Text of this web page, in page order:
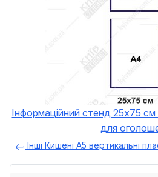
Інформаційний стенд 25х75
для
Інші Кишені А5 вертикальні